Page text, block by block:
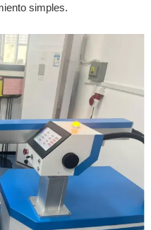
simples.